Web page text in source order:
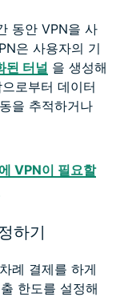
동안 VPN을 사
은 사용자의 기
된 터널 을 생성해
로부터 데이터
을 추적하거나
VPN이 필요할
하기
례 결제를 하게
한도를 설정해